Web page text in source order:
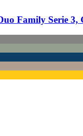
Family Serie 3,